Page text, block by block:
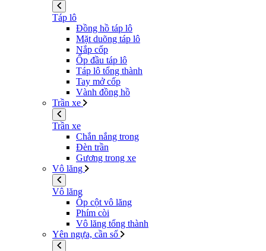
Táp lô
Đồng hồ táp lô
Mặt duõng táp lô
Nắp cốp
Ốp đầu táp lô
Táp lô tổng thành
Tay mở cốp
Vành đồng hồ
Trần xe
Trần xe
Chắn nắng trong
Đèn trần
Gương trong xe
Vô lăng
Vô lăng
Ốp cột vô lăng
Phím còi
Vô lăng tổng thành
Yên ngựa, cần số